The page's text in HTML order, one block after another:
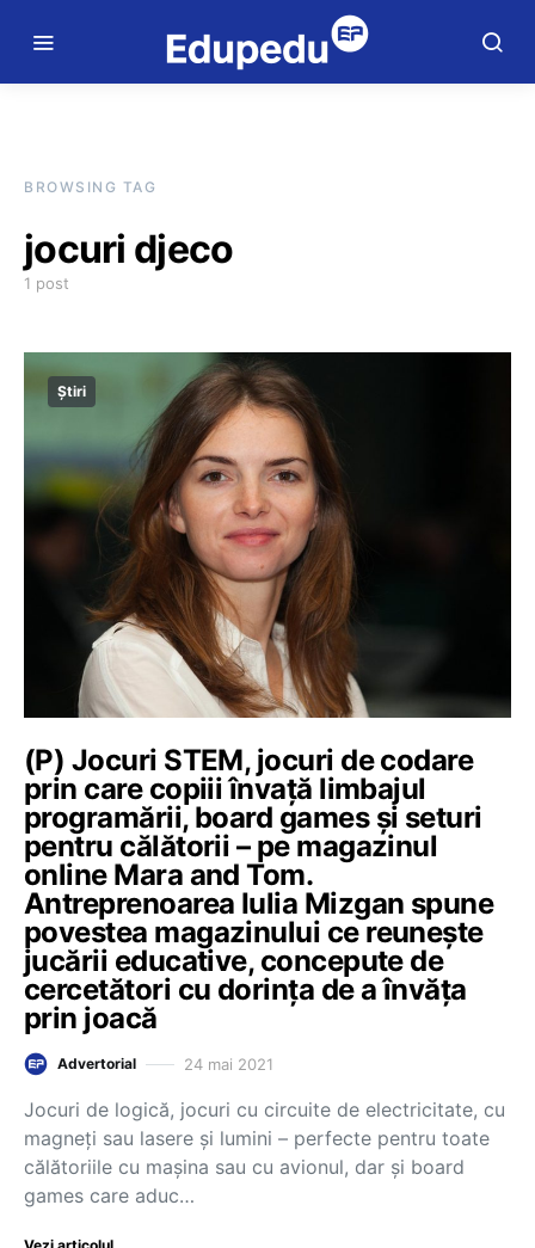
BROWSING TAG
jocuri djeco
1 post
Știri
(P) Jocuri STEM, jocuri de codare
prin care copiii învață limbajul
programării, board games și seturi
pentru călătorii – pe magazinul
online Mara and Tom.
Antreprenoarea Iulia Mizgan spune
povestea magazinului ce reunește
jucării educative, concepute de
cercetători cu dorința de a învăța
prin joacă
Advertorial 24 mai 2021
Jocuri de logică, jocuri cu circuite de electricitate, cu
magneți sau lasere și lumini – perfecte pentru toate
călătoriile cu mașina sau cu avionul, dar și board
games care aduc…